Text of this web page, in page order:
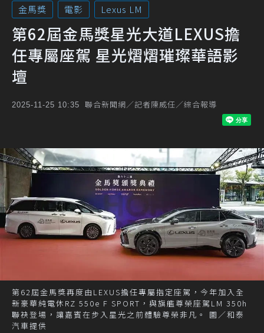
金馬獎
電影 Lexus LM
第62屆金馬獎星光大道LEXUS擔
任專屬座駕 星光熠熠璀璨華語影
壇
2025-11-25 10:35 聯合新聞網／記者陳威任／綜合報導
第62屆金馬獎再度由LEXUS擔任專屬指定座駕，今年加入全
新豪華純電休RZ 550e F SPORT，與旗艦尊榮座駕LM 350h
聯袂登場，讓嘉賓在步入星光之前體驗尊榮非凡。 圖／和泰
汽車提供